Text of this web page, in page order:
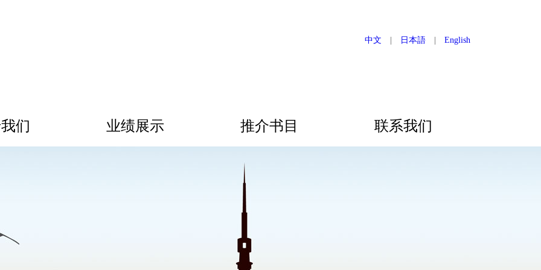
中文 日本語 English
们 业绩展示 推介书目 联系我们